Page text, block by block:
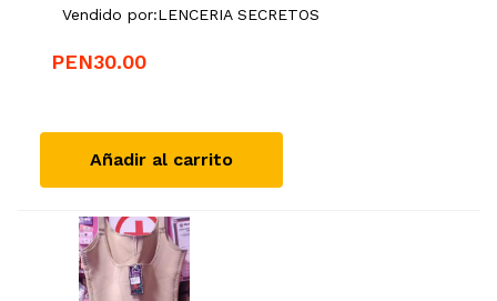
Vendido por:LENCERIA SECRETOS
PEN30.00
Añadir al carrito